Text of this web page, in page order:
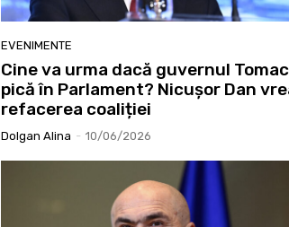
EVENIMENTE
Cine va urma dacă guvernul Tomac
pică în Parlament? Nicușor Dan
refacerea coaliției
Dolgan Alina - 10/06/2026